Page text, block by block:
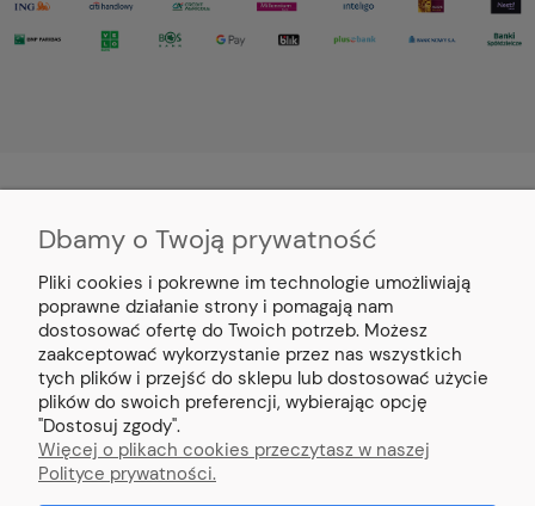
MOJE KONTO
PŁATNOŚCI I DOSTAWA
INFORMACJE
O NAS
Dbamy o Twoją prywatność
Pliki cookies i pokrewne im technologie umożliwiają
poprawne działanie strony i pomagają nam
dostosować ofertę do Twoich potrzeb. Możesz
zaakceptować wykorzystanie przez nas wszystkich
tych plików i przejść do sklepu lub dostosować użycie
plików do swoich preferencji, wybierając opcję
"Dostosuj zgody".
Więcej o plikach cookies przeczytasz w naszej
Polityce prywatności.